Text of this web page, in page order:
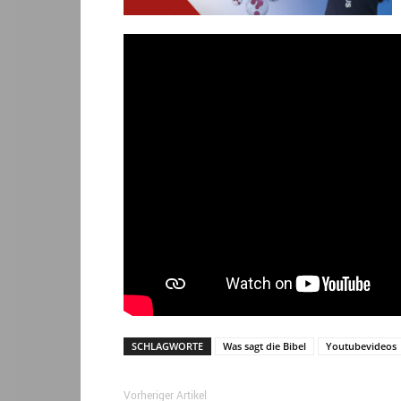
SCHLAGWORTE Was sagt die Bibel Youtubevideos
Vorheriger Artikel